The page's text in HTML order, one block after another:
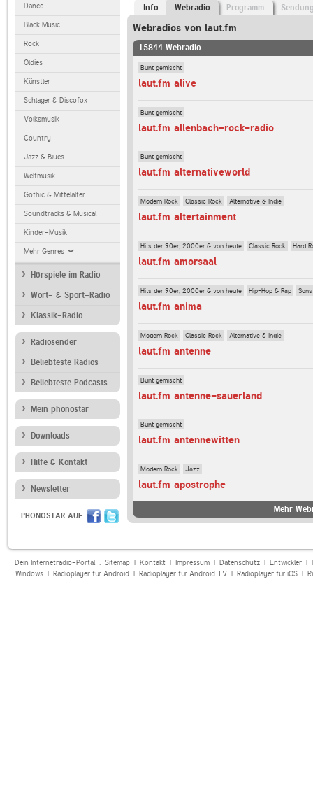
Dance
Black Music
Rock
Oldies
Künstler
Schlager & Discofox
Volksmusik
Country
Jazz & Blues
Weltmusik
Gothic & Mittelalter
Soundtracks & Musical
Kinder-Musik
Mehr Genres
Hörspiele im Radio
Wort- & Sport-Radio
Klassik-Radio
Radiosender
Beliebteste Radios
Beliebteste Podcasts
Mein phonostar
Downloads
Hilfe & Kontakt
Newsletter
PHONOSTAR AUF
Info Webradio Programm
Webradios von laut.fm
15844 Webradio
Bunt gemischt
laut.fm alive
Bunt gemischt
laut.fm allenbach-rock-radio
Bunt gemischt
laut.fm alternativeworld
Modern Rock Classic Rock Alternative & Indie
laut.fm altertainment
Hits der 90er, 2000er & von heute Classic Rock Hard
laut.fm amorsaal
Hits der 90er, 2000er & von heute Hip-Hop & Rap
laut.fm anima
Modern Rock Classic Rock Alternative & Indie
laut.fm antenne
Bunt gemischt
laut.fm antenne-sauerland
Bunt gemischt
laut.fm antennewitten
Modern Rock Jazz
laut.fm apostrophe
Mehr
Dein Internetradio-Portal : Sitemap| Kontakt| Impressum| Datenschutz| Entwickler|
Windows| Radioplayer für Android| Radioplayer für Android TV| Radioplayer für iOS|